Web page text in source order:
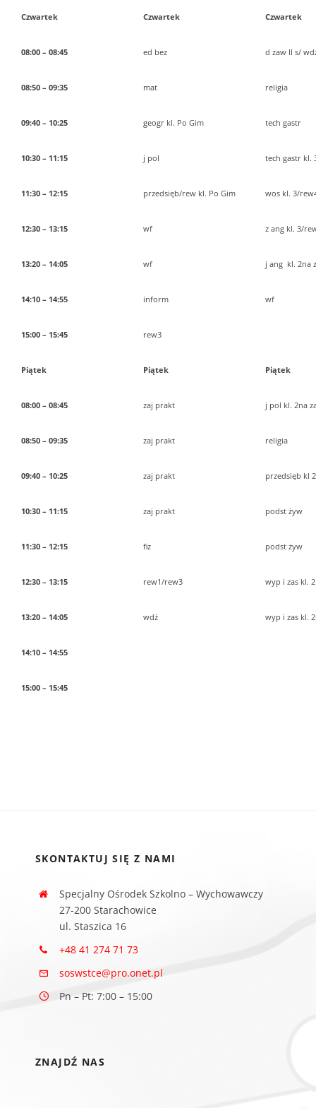
Czwartek Czwartek Czwartek
08:00 – 08:45 ed bez d zaw II s/
08:50 – 09:35 mat religia
09:40 – 10:25 geogr kl. Po Gim tech gastr
10:30 – 11:15 j pol tech gastr kl.
11:30 – 12:15 przedsięb/rew kl. Po Gim wos kl. 3/
12:30 – 13:15 wf z ang kl. 3/
13:20 – 14:05 wf j ang kl. 2na
14:10 – 14:55 inform wf
15:00 – 15:45 rew3
Piątek Piątek Piątek
08:00 – 08:45 zaj prakt j pol kl. 2na
08:50 – 09:35 zaj prakt religia
09:40 – 10:25 zaj prakt przedsięb kl
10:30 – 11:15 zaj prakt podst żyw
11:30 – 12:15 fiz podst żyw
12:30 – 13:15 rew1/rew3 wyp i zas kl.
13:20 – 14:05 wdż wyp i zas kl.
14:10 – 14:55
15:00 – 15:45
SKONTAKTUJ SIĘ Z NAMI
Specjalny Ośrodek Szkolno – Wychowawczy
27-200 Starachowice
ul. Staszica 16
+48 41 274 71 73
soswstce@pro.onet.pl
Pn – Pt: 7:00 – 15:00
ZNAJDŹ NAS